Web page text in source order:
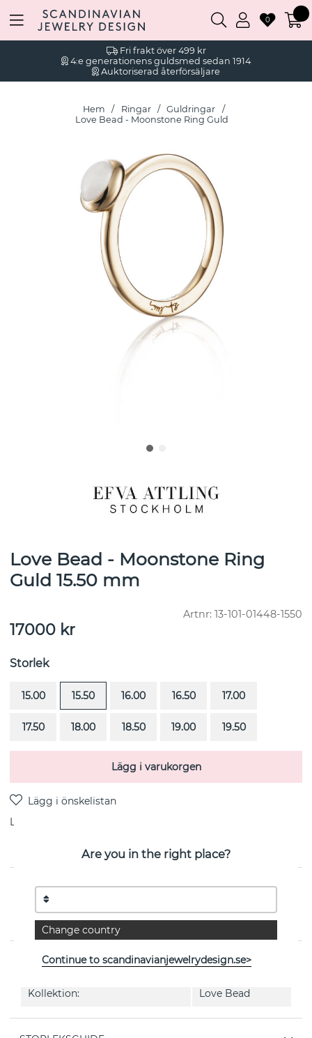
Fri frakt över 499 kr
4:e generationens guldsmed sedan 1914
Auktoriserad återförsäljare
0
Hem Ringar
Guldringar
Love Bead - Moonstone Ring Guld
Love Bead - Moonstone Ring
Guld 15.50 mm
Artnr: 13-101-01448-1550
17000 kr
Storlek
15.00 15.50 16.00 16.50 17.00
17.50 18.00 18.50 19.00 19.50
Lägg i varukorgen
Leverans:
PRODUKTBESKRIVNING
Love Bead-Moonstone är en ring i 18k guld från svenska
Efva Attling
EGENSKAPER
Kollektion: Love Bead
Are you in the right place?
Change country
Continue to scandinavianjewelrydesign.se>